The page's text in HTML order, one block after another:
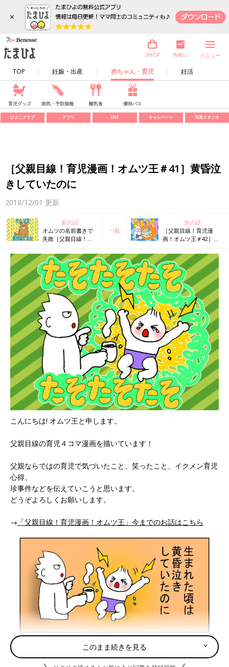
×
TOP 妊娠・出産 赤ちゃん・育児 妊活
SHOP 内祝い メニュー
育児グッズ 病気・予防接種 離乳食 優待パス
ひよこクラブ アプリ SNS キャンペーン 写真スタジオ
［父親目線！育児漫画！オムツ王＃41］黄昏泣
きしていたのに
2018/12/01 更新
前の話
オムツの名前書きで
失敗［父親目線！育
40］
一覧
次の話
［父親目線！育児漫
画！オムツ王＃42］知
こんにちは! オムツ王と申します。
父親目線の育児４コマ漫画を描いています！
父親ならではの育児で気づいたこと、笑ったこと、イクメン育児
心得、
珍事件などを伝えていこうと思います。
どうぞよろしくお願いします。
→ 「父親目線！育児漫画！オムツ王」今までのお話はこちら
このまま続きを見る